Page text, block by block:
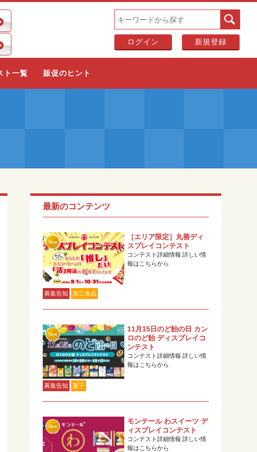
ログイン 新規登録
ト一覧 販促のヒント
最新のコンテンツ
募集告知 加工食品
［エリア限定］丸善ディ
スプレイコンテスト
コンテスト詳細情報 詳しい情
報はこちらから
募集告知 菓子
11月15日のど飴の日 カン
ロのど飴 ディスプレイコ
ンテスト
コンテスト詳細情報 詳しい情
報はこちらから
モンテール わスイーツ デ
ィスプレイコンテスト
コンテスト詳細情報 詳しい情
報はこちらから